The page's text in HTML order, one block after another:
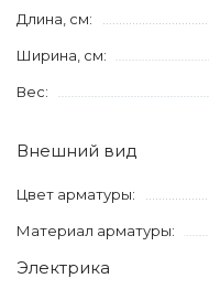
Длина, см:
Ширина, см:
Вес:
Внешний вид
Цвет арматуры:
Материал арматуры:
Электрика